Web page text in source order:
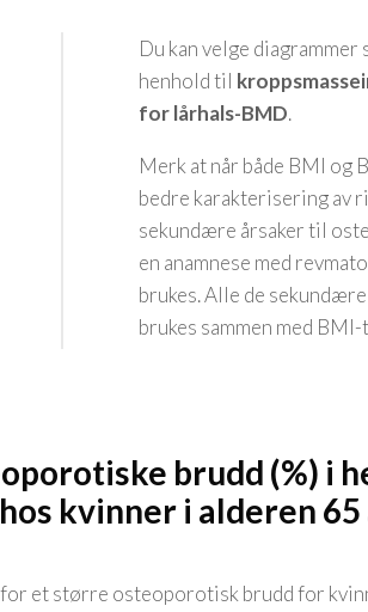
Du kan velge
henhold til
for lårhals-BMD.
Merk at når både BMI
bedre karakterisering av
sekundære årsaker til
en anamnese med
brukes. Alle de
brukes sammen med
brudd (%) i
kvinner i alderen
et større osteoporotisk brudd for